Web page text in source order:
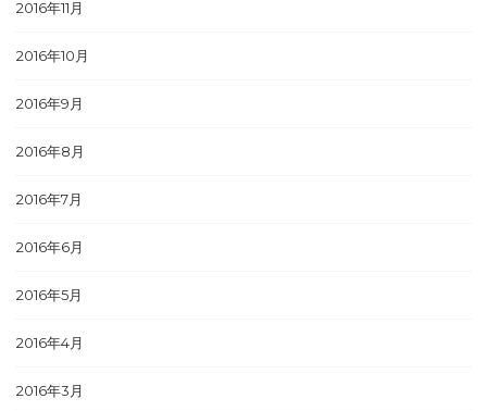
2016年11月
2016年10月
2016年9月
2016年8月
2016年7月
2016年6月
2016年5月
2016年4月
2016年3月